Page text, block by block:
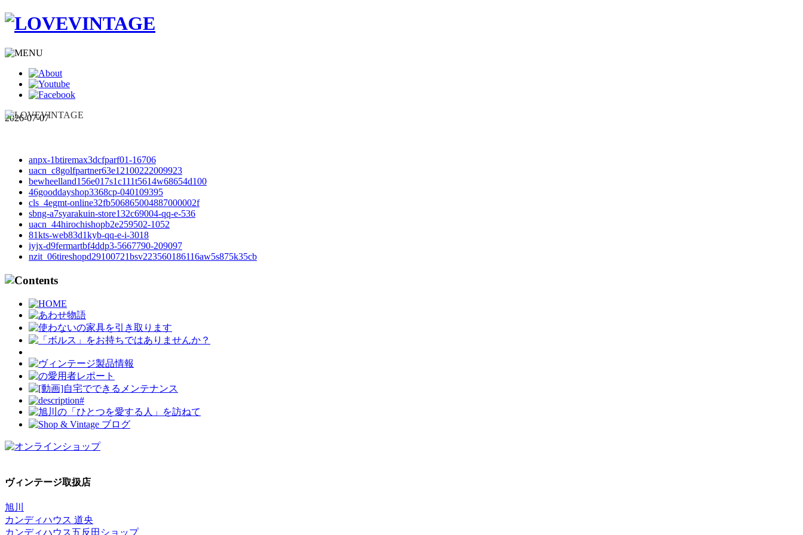
2026-07-07
anpx-1btiremax3dcfparf01-16706
uacn_c8golfpartner63e12100222009923
bewheelland156e017s1c111t5614w68654d100
46gooddayshop3368cp-040109395
cls_4egmt-online32fb506865004887000002f
sbng-a7syarakuin-store132c69004-qq-e-536
uacn_44hirochishopb2e259502-1052
81kts-web83d1kyb-qq-e-i-3018
iyjx-d9fermartbf4ddp3-5667790-209097
nzit_06tireshopd29100721bsv223560186116aw5s875k35cb
ヴィンテージ取扱店
旭川
カンディハウス 道央
カンディハウス五反田ショップ